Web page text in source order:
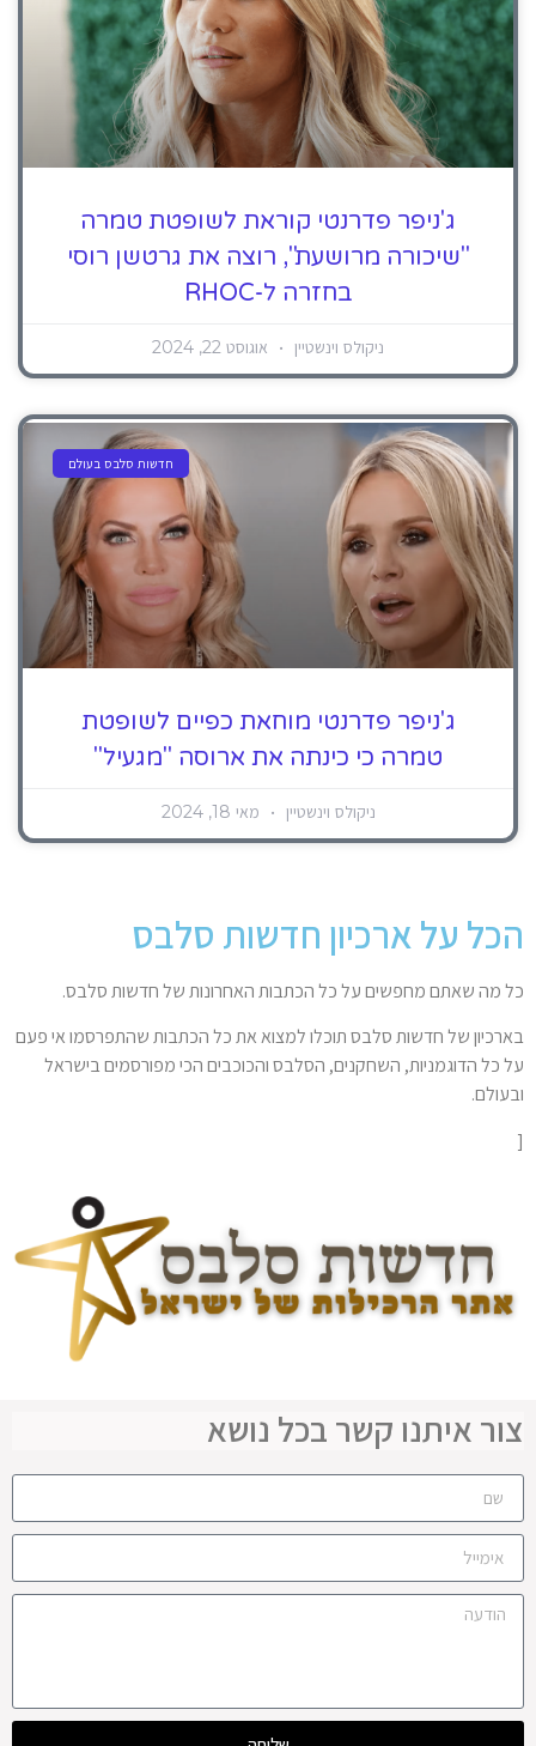
ג'ניפר פדרנטי קוראת לשופטת טמרה
"שיכורה מרושעת", רוצה את גרטשן רוסי
בחזרה ל-RHOC
ניקולס וינשטיין אוגוסט 22, 2024
חדשות סלבס בעולם
ג'ניפר פדרנטי מוחאת כפיים לשופטת
טמרה כי כינתה את ארוסה "מגעיל"
ניקולס וינשטיין מאי 18, 2024
הכל על ארכיון חדשות סלבס
כל מה שאתם מחפשים על כל הכתבות האחרונות של חדשות סלבס.
בארכיון של חדשות סלבס תוכלו למצוא את כל הכתבות שהתפרסמו אי פעם
על כל הדוגמניות, השחקנים, הסלבס והכוכבים הכי מפורסמים בישראל
ובעולם.
[
צור איתנו קשר בכל נושא